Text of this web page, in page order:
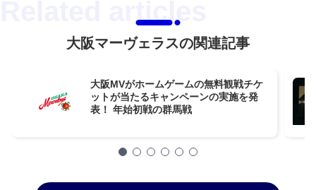
大阪マーヴェラスの関連記事
大阪MVがホームゲームの無料観戦チケ
ットが当たるキャンペーンの実施を発
表！ 年始初戦の群馬戦